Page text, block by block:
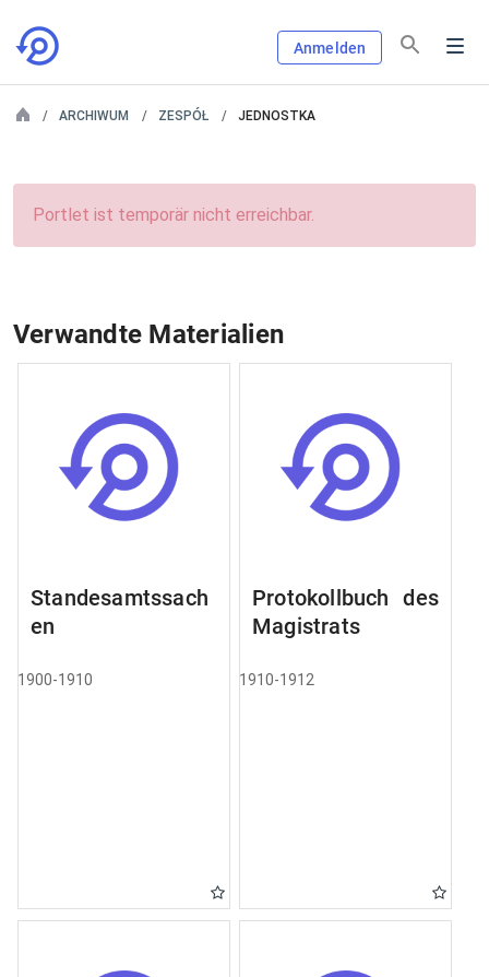
Anmelden
ARCHIWUM ZESPÓŁ JEDNOSTKA
Portlet ist temporär nicht erreichbar.
Verwandte Materialien
Standesamtssach
en
1900-1910
Protokollbuch des
Magistrats
1910-1912